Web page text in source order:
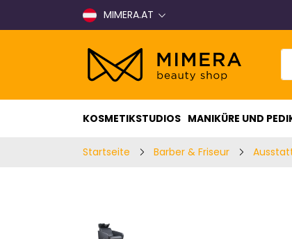
MIMERA.AT
KOSMETIKSTUDIOS MANIKÜRE UND
Startseite Barber & Friseur